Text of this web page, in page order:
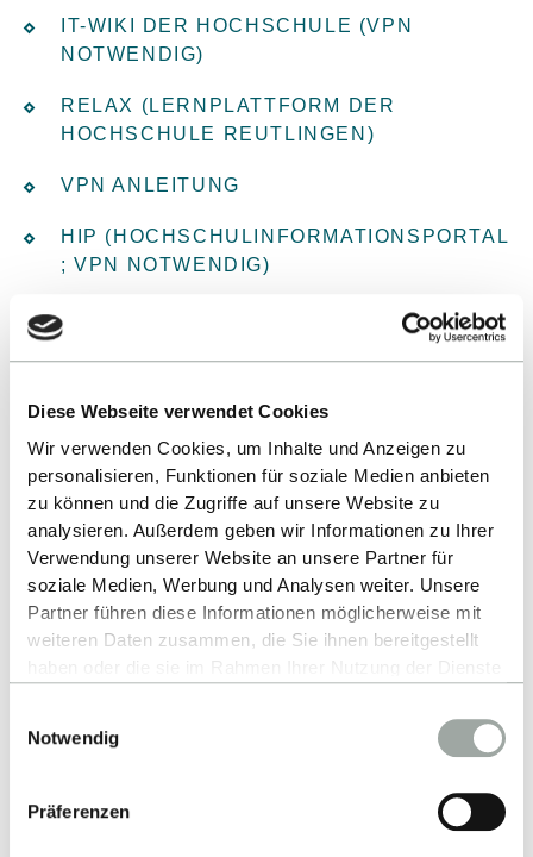
Diese Webseite verwendet Cookies
Wir verwenden Cookies, um Inhalte und Anzeigen zu
personalisieren, Funktionen für soziale Medien anbieten
zu können und die Zugriffe auf unsere Website zu
analysieren. Außerdem geben wir Informationen zu Ihrer
Verwendung unserer Website an unsere Partner für
soziale Medien, Werbung und Analysen weiter. Unsere
Partner führen diese Informationen möglicherweise mit
weiteren Daten zusammen, die Sie ihnen bereitgestellt
Alles zum Thema Cookies und personenbezogene
Datenverarbeitung entnehmen Sie unserer
Notwendig
Präferenzen
IT-WIKI DER HOCHSCHULE (VPN
NOTWENDIG)
RELAX (LERNPLATTFORM DER
HOCHSCHULE REUTLINGEN)
VPN ANLEITUNG
HIP (HOCHSCHULINFORMATIONSPORTAL
; VPN NOTWENDIG)
Über die folgenden Schaltflächen gelangen Sie zu
vergessen
HOCHSCHULKONTO AKTIVIEREN
PASSWORT VERGESSEN